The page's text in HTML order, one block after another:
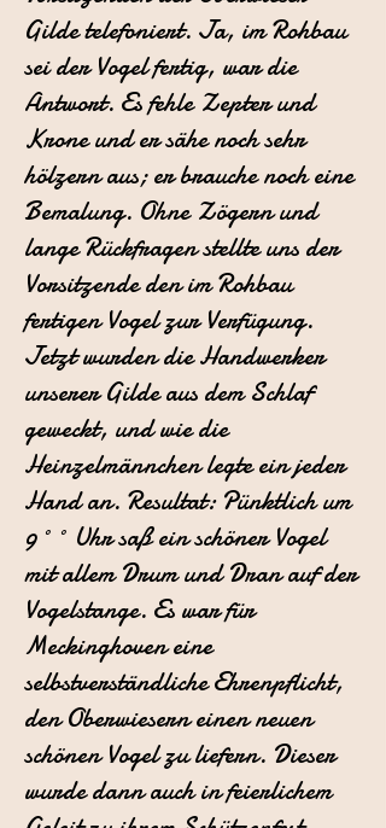
Gilde telefoniert. Ja, im Rohbau
sei der Vogel fertig, war die
Antwort. Es fehle Zepter und
Krone und er sähe noch sehr
hölzern aus; er brauche noch eine
Bemalung. Ohne Zögern und
lange Rückfragen stellte uns der
Vorsitzende den im Rohbau
fertigen Vogel zur Verfügung.
Jetzt wurden die Handwerker
unserer Gilde aus dem Schlaf
geweckt, und wie die
Heinzelmännchen legte ein jeder
Hand an. Resultat: Pünktlich um
9°° Uhr saß ein schöner Vogel
mit allem Drum und Dran auf der
Vogelstange. Es war für
Meckinghoven eine
selbstverständliche Ehrenpflicht,
den Oberwiesern einen neuen
schönen Vogel zu liefern. Dieser
wurde dann auch in feierlichem